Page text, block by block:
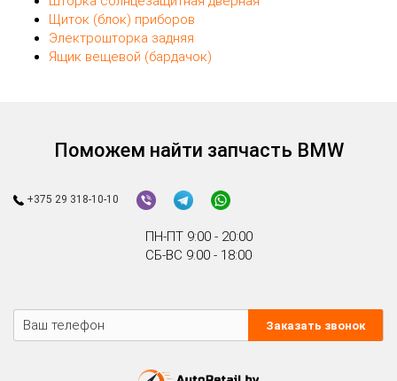
Щиток (блок) приборов
Электрошторка задняя
Ящик вещевой (бардачок)
Поможем найти запчасть BMW
+375 29 318-10-10
ПН-ПТ 9:00 - 20:00
СБ-ВС 9:00 - 18:00
Заказать звонок